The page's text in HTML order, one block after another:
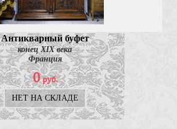
Антикварный буфет
конец XIX века
Франция
0 руб.
НЕТ НА СКЛАДЕ